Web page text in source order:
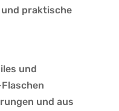
praktische
und
und aus